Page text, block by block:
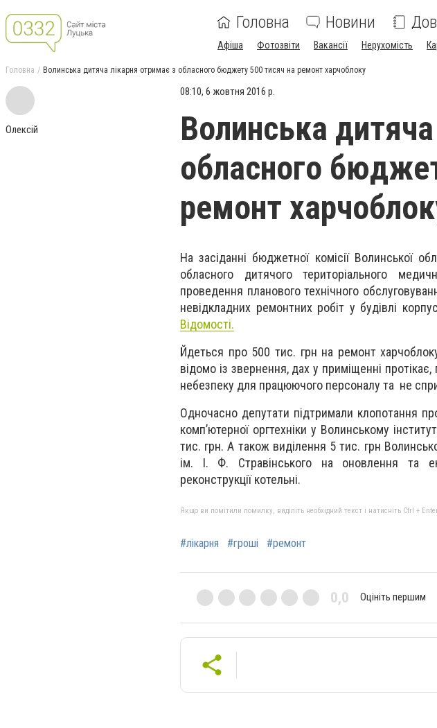
Головна Новини
Афіша Фотозвіти Вакансії Нерухомість
Головна Волинська дитяча лікарня отримає з обласного бюджету 500 тисяч на ремонт харчоблоку
Олексій
08:10, 6 жовтня 2016 р.
Волинська
обласного
ремонт
На засіданні бюджетної комісії Волинської
обласного дитячого територіального
проведення планового технічного
невідкладних ремонтних робіт у будівлі
Відомості.
Йдеться про 500 тис. грн на ремонт
відомо із звернення, дах у приміщенні
небезпеку для працюючого персоналу та не
Одночасно депутати підтримали клопотання
комп’ютерної оргтехніки у Волинському
тис. грн. А також виділення 5 тис. грн
ім. І. Ф. Стравінського на оновлення та
реконструкції котельні.
Якщо ви помітили помилку, виділіть необхідний текст і натисніть Ctrl +
#лікарня #гроші #ремонт
0,0 Оцініть першим